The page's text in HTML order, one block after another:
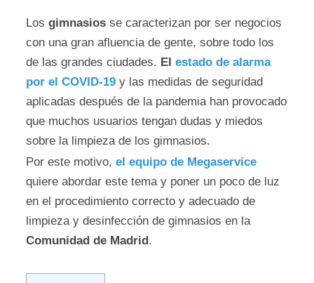
Los gimnasiosse caracterizan por ser negocios
con una gran afluencia de gente, sobre todo los
de las grandes ciudades. El estado de alarma
por el COVID-19y las medidas de seguridad
aplicadas después de la pandemia han provocado
que muchos usuarios tengan dudas y miedos
sobre la limpieza de los gimnasios.
Por este motivo, el equipo de Megaservice
quiere abordar este tema y poner un poco de luz
en el procedimiento correcto y adecuado de
limpieza y desinfección de gimnasios en la
Comunidad de Madrid.